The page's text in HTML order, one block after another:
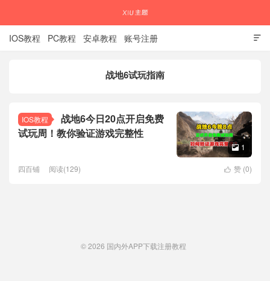

IOS教程 PC教程 安卓教程 账号注册
战地6试玩指南
IOS教程
战地6今日20点开启免费
试玩周！教你验证游戏完整性
 1
 赞 (0)
四百铺 阅读(129)
© 2026 国内外APP下载注册教程